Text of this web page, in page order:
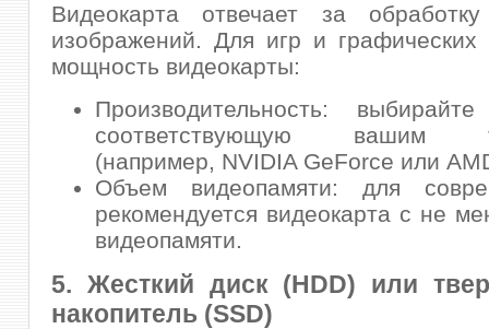
Видеокарта отвечает за
изображений. Для игр и графических
мощность видеокарты:
Производительность: выбирайте
соответствующую вашим
(например, NVIDIA GeForce или
Объем видеопамяти: для
рекомендуется видеокарта с не
видеопамяти.
5. Жесткий диск (HDD) или
накопитель (SSD)